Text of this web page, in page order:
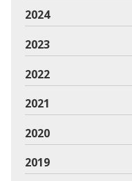
2024
2023
2022
2021
2020
2019